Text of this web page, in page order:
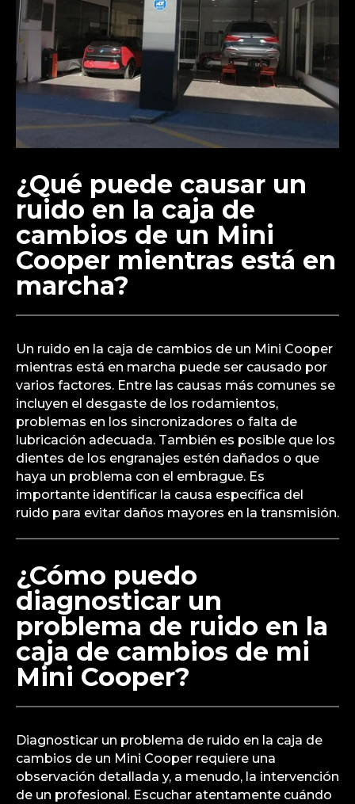
¿Qué puede causar un
ruido en la caja de
cambios de un Mini
Cooper mientras está en
marcha?
Un ruido en la caja de cambios de un Mini Cooper
mientras está en marcha puede ser causado por
varios factores. Entre las causas más comunes se
incluyen el desgaste de los rodamientos,
problemas en los sincronizadores o falta de
lubricación adecuada. También es posible que los
dientes de los engranajes estén dañados o que
haya un problema con el embrague. Es
importante identificar la causa específica del
ruido para evitar daños mayores en la transmisión.
¿Cómo puedo
diagnosticar un
problema de ruido en la
caja de cambios de mi
Mini Cooper?
Diagnosticar un problema de ruido en la caja de
cambios de un Mini Cooper requiere una
observación detallada y, a menudo, la intervención
de un profesional. Escuchar atentamente cuándo